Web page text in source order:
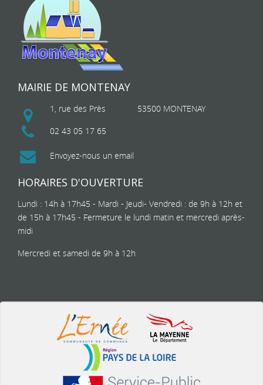
MAIRIE DE MONTENAY
1, rue des Près
53500 MONTENAY
02 43 05 17 65
Envoyez-nous un email
HORAIRES D'OUVERTURE
Lundi : 14h à 17h45 - Mardi - Jeudi- Vendredi : de 9h à 12h et
de 15h à 17h45 - Fermeture le lundi matin et mercredi après-
midi
Mercredi et samedi de 9h à 12h